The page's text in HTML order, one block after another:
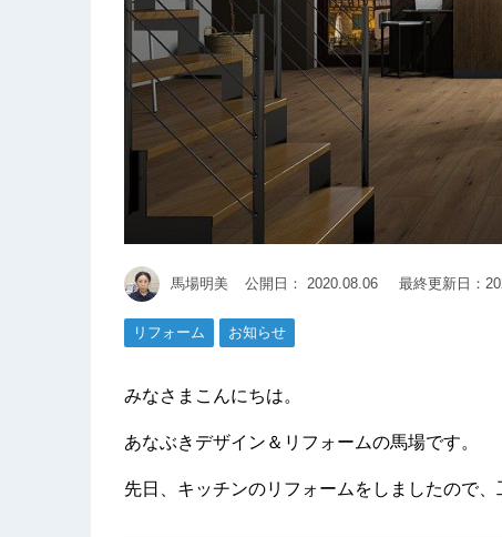
馬場明美 公開日： 2020.08.06 最終更新日：
リフォーム お知らせ
みなさまこんにちは。
あなぶきデザイン＆リフォームの馬場です。
先日、キッチンのリフォームをしましたので